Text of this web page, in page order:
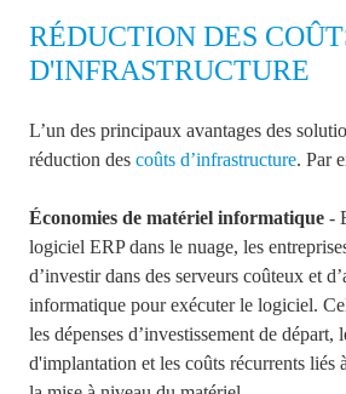
RÉDUCTION DES
D'INFRASTRUCTURE
L’un des principaux avantages des
réduction des coûts d’infrastructure. Par
Économies de matériel informatique -
logiciel ERP dans le nuage, les
d’investir dans des serveurs coûteux et
informatique pour exécuter le logiciel.
les dépenses d’investissement de départ,
d'implantation et les coûts récurrents liés